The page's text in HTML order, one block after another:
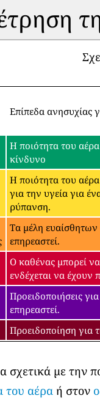
Επίπεδα ανησυχίας
Η ποιότητα του
κίνδυνο
Η ποιότητα του
για την υγεία για
ρύπανση.
Τα μέλη ευαίσθητων
επηρεαστεί.
Ο καθένας μπορεί να
ενδέχεται να έχουν
Προειδοποιήσεις
επηρεαστεί.
Προειδοποίηση για
σχετικά με την
του αέρα ή στον